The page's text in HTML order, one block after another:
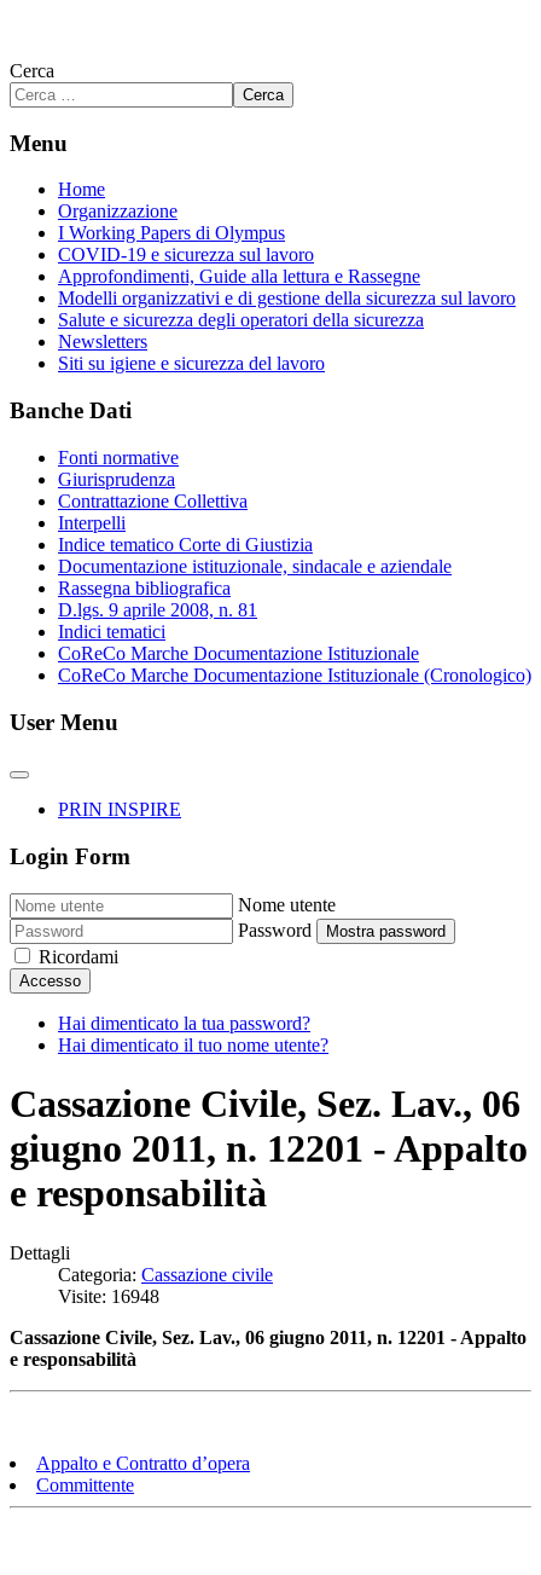
Cerca
Cerca
Menu
Home
Organizzazione
I Working Papers di Olympus
COVID-19 e sicurezza sul lavoro
Approfondimenti, Guide alla lettura e Rassegne
Modelli organizzativi e di gestione della sicurezza sul lavoro
Salute e sicurezza degli operatori della sicurezza
Newsletters
Siti su igiene e sicurezza del lavoro
Banche Dati
Fonti normative
Giurisprudenza
Contrattazione Collettiva
Interpelli
Indice tematico Corte di Giustizia
Documentazione istituzionale, sindacale e aziendale
Rassegna bibliografica
D.lgs. 9 aprile 2008, n. 81
Indici tematici
CoReCo Marche Documentazione Istituzionale
CoReCo Marche Documentazione Istituzionale (Cronologico)
User Menu
PRIN INSPIRE
Login Form
Nome utente
Password
Mostra password
Ricordami
Accesso
Hai dimenticato la tua password?
Hai dimenticato il tuo nome utente?
Cassazione Civile, Sez. Lav., 06
giugno 2011, n. 12201 - Appalto
e responsabilità
Dettagli
Categoria: Cassazione civile
Visite: 16948
Cassazione Civile, Sez. Lav., 06 giugno 2011, n. 12201 - Appalto
e responsabilità
Appalto e Contratto d’opera
Committente